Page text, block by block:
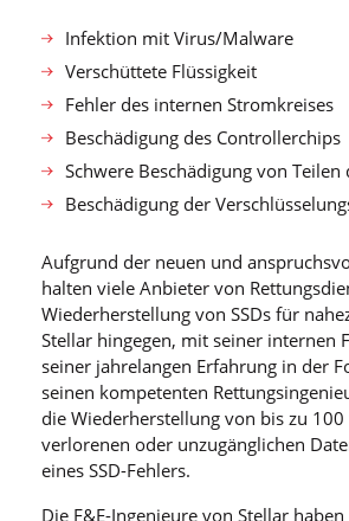
Infektion mit Virus/Malware
Verschüttete Flüssigkeit
Fehler des internen Stromkreises
Beschädigung des Controllerchips
Schwere Beschädigung von Teilen
Beschädigung der
Aufgrund der neuen und
halten viele Anbieter von
Wiederherstellung von SSDs für
Stellar hingegen, mit seiner internen
seiner jahrelangen Erfahrung in der
seinen kompetenten
die Wiederherstellung von bis zu 100
verlorenen oder unzugänglichen
eines SSD-Fehlers.
Die F&E-Ingenieure von Stellar